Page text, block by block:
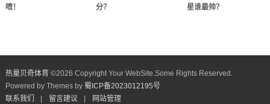
喷！
分？
星谁最帅？
热量贝奇体育©2026 Copyright Your WebSite.Some Rights Reserved.
Powered by Themes by 蜀ICP备2023012195号
联系我们
| 留言建议 | 网站管理